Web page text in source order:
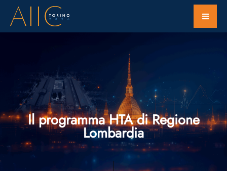
Il programma HTA di Regione
Lombardia